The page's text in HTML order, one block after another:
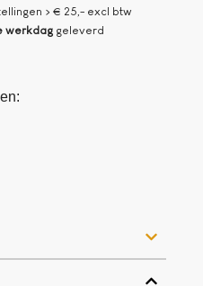
> € 25,- excl btw
werkdaggeleverd